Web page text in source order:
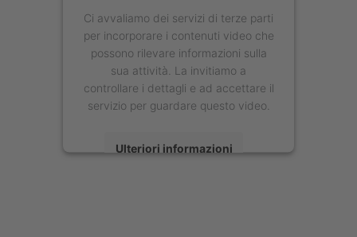
Ci avvaliamo dei servizi di terze parti
per incorporare i contenuti video che
possono rilevare informazioni sulla
sua attività. La invitiamo a
controllare i dettagli e ad accettare il
servizio per guardare questo video.
Ulteriori informazioni